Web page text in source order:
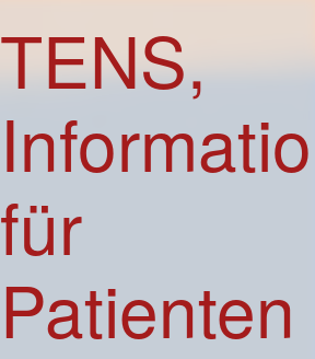
TENS,
für
Patienten